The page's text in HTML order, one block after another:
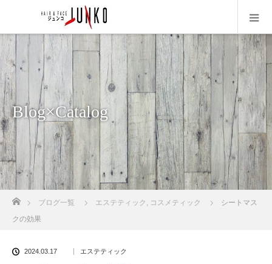
Blog×Catalog
ブログ一覧 エステティック , コスメティック
シートマス
クの効果
2024.03.17 エステティック